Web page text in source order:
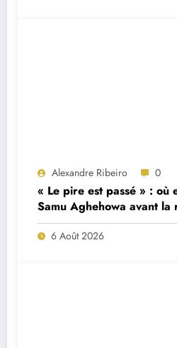
Alexandre Ribeiro 0
« Le pire est passé » : où
Samu Aghehowa avant la
Porto ?
6 Août 2026